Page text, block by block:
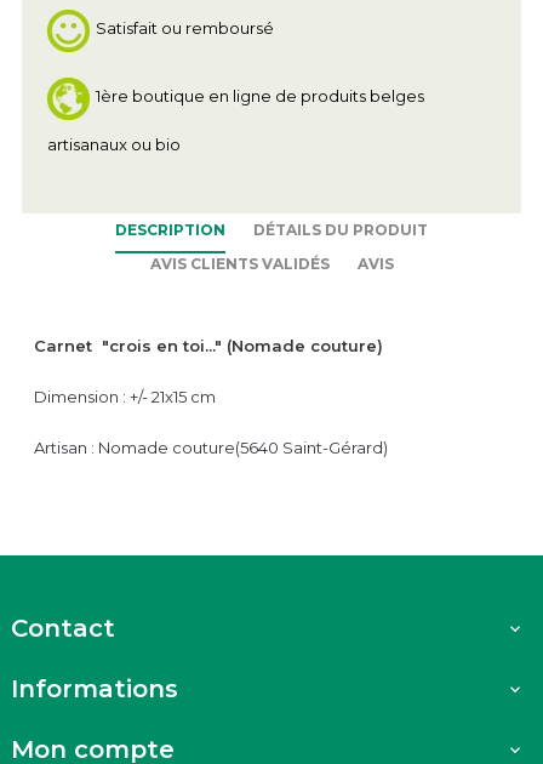
Satisfait ou remboursé
1ère boutique en ligne de produits belges
artisanaux ou bio
DESCRIPTION
DÉTAILS DU PRODUIT
AVIS CLIENTS VALIDÉS
AVIS
Carnet "crois en toi..." (Nomade couture)
Dimension : +/- 21x15 cm
Artisan : Nomade couture(5640 Saint-Gérard)
Contact 
Informations 
Mon compte 